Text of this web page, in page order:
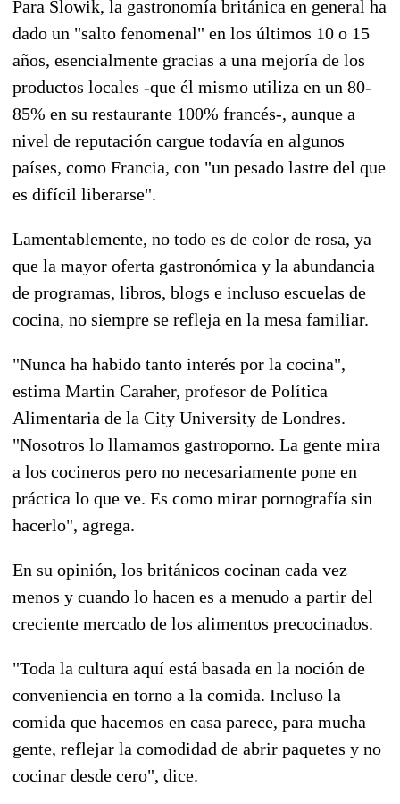
Para Slowik, la gastronomía británica en general ha
dado un "salto fenomenal" en los últimos 10 o 15
años, esencialmente gracias a una mejoría de los
productos locales -que él mismo utiliza en un 80-
85% en su restaurante 100% francés-, aunque a
nivel de reputación cargue todavía en algunos
países, como Francia, con "un pesado lastre del que
es difícil liberarse".
Lamentablemente, no todo es de color de rosa, ya
que la mayor oferta gastronómica y la abundancia
de programas, libros, blogs e incluso escuelas de
cocina, no siempre se refleja en la mesa familiar.
"Nunca ha habido tanto interés por la cocina",
estima Martin Caraher, profesor de Política
Alimentaria de la City University de Londres.
"Nosotros lo llamamos gastroporno. La gente mira
a los cocineros pero no necesariamente pone en
práctica lo que ve. Es como mirar pornografía sin
hacerlo", agrega.
En su opinión, los británicos cocinan cada vez
menos y cuando lo hacen es a menudo a partir del
creciente mercado de los alimentos precocinados.
"Toda la cultura aquí está basada en la noción de
conveniencia en torno a la comida. Incluso la
comida que hacemos en casa parece, para mucha
gente, reflejar la comodidad de abrir paquetes y no
cocinar desde cero", dice.